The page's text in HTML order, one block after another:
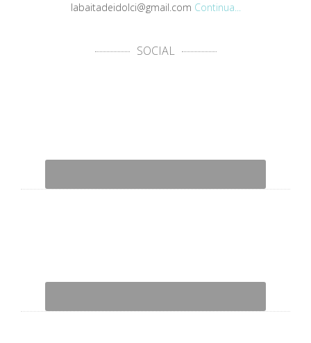
labaitadeidolci@gmail.com Continua...
SOCIAL